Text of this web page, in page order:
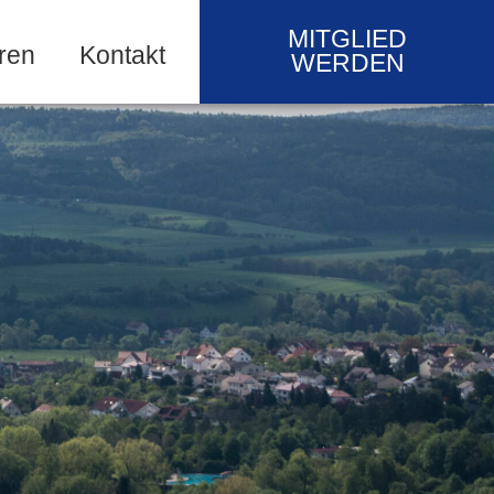
Kontakt
MITGLIED
WERDEN